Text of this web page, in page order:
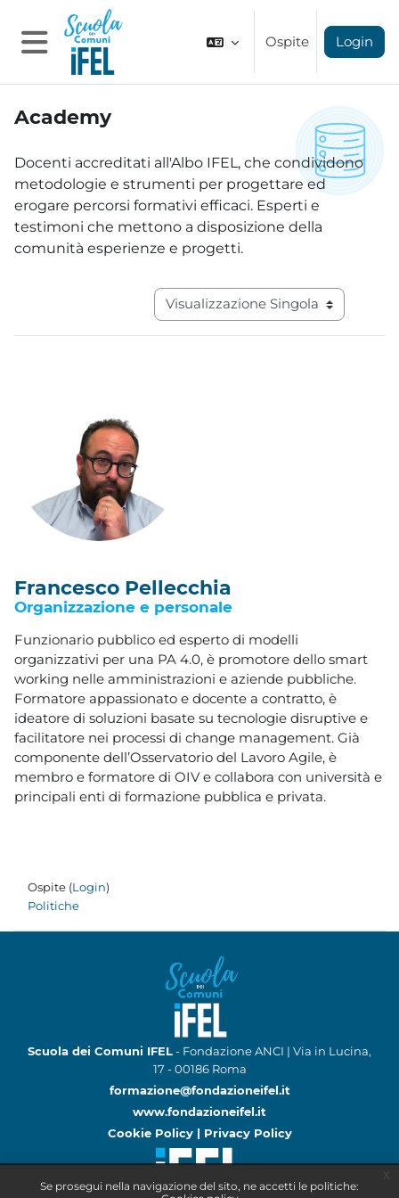
Vai al contenuto principale
Se prosegui nella navigazione del sito, ne accetti le politiche:
Pannello laterale
Ospite Login
Academy
Docenti accreditati all'Albo IFEL, che condividono
metodologie e strumenti per progettare ed
erogare percorsi formativi efficaci. Esperti e
testimoni che mettono a disposizione della
comunità esperienze e progetti.
Navigazione terziaria modalità
Francesco Pellecchia
Organizzazione e personale
Funzionario pubblico ed esperto di modelli
organizzativi per una PA 4.0, è promotore dello smart
working nelle amministrazioni e aziende pubbliche.
Formatore appassionato e docente a contratto, è
ideatore di soluzioni basate su tecnologie disruptive e
facilitatore nei processi di change management. Già
componente dell’Osservatorio del Lavoro Agile, è
membro e formatore di OIV e collabora con università e
principali enti di formazione pubblica e privata.
Ospite (Login)
Politiche
Scuola dei Comuni IFEL- Fondazione ANCI | Via in Lucina,
17 - 00186 Roma
formazione@fondazioneifel.it
www.fondazioneifel.it
Cookie Policy | Privacy Policy